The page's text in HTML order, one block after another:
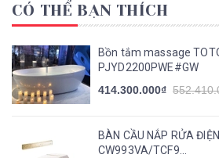
CÓ THỂ BẠN THÍCH
Bồn tắm massage
PJYD2200PWE#GW
414.300.000₫
BÀN CẦU NẮP RỬA ĐIỆN TỬ NEOREST :
CW993VA/TCF9...